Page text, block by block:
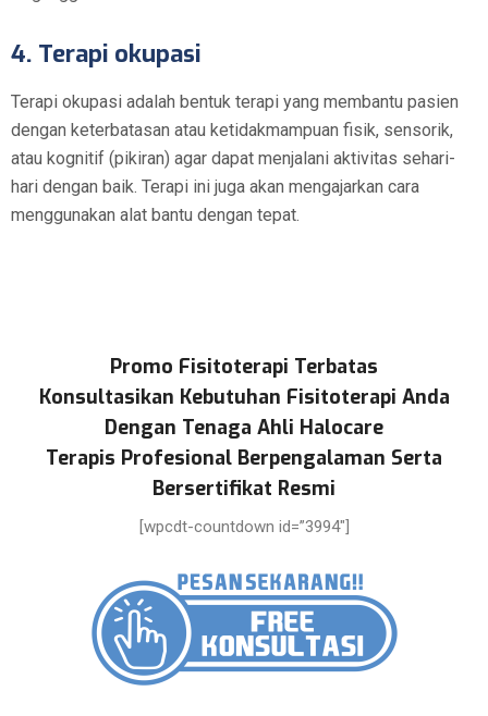
4. Terapi okupasi
Terapi okupasi adalah bentuk terapi yang membantu pasien
dengan keterbatasan atau ketidakmampuan fisik, sensorik,
atau kognitif (pikiran) agar dapat menjalani aktivitas sehari-
hari dengan baik. Terapi ini juga akan mengajarkan cara
menggunakan alat bantu dengan tepat.
Promo Fisitoterapi Terbatas
Konsultasikan Kebutuhan Fisitoterapi Anda
Dengan Tenaga Ahli Halocare
Terapis Profesional Berpengalaman Serta
Bersertifikat Resmi
[wpcdt-countdown id=”3994″]